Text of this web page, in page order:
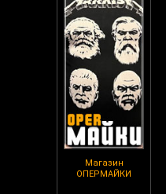
Магазин
ОПЕРМАЙКИ